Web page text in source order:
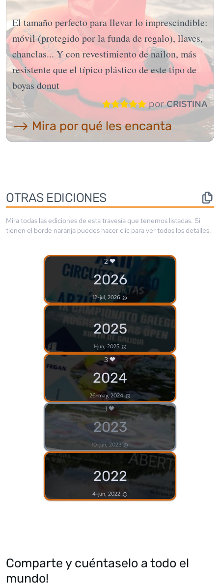
El tamaño perfecto para llevar lo imprescindible:
móvil (protegido por la funda de regalo), llaves,
chanclas... Y con revestimiento de nailon, más
resistente que el típico plástico de este tipo de
boyas donut
porCRISTINA
⟶ Mira por qué les encanta
OTRAS EDICIONES
Mira todas las ediciones de esta travesía que tenemos listadas. Si
tienen el borde naranja puedes hacer clic para ver todos los detalles.
2
2026
12-jul, 2026
2025
1-jun, 2025
3
2024
26-may, 2024
1
2023
10-jun, 2023
2022
4-jun, 2022
Comparte y cuéntaselo a todo el
mundo!